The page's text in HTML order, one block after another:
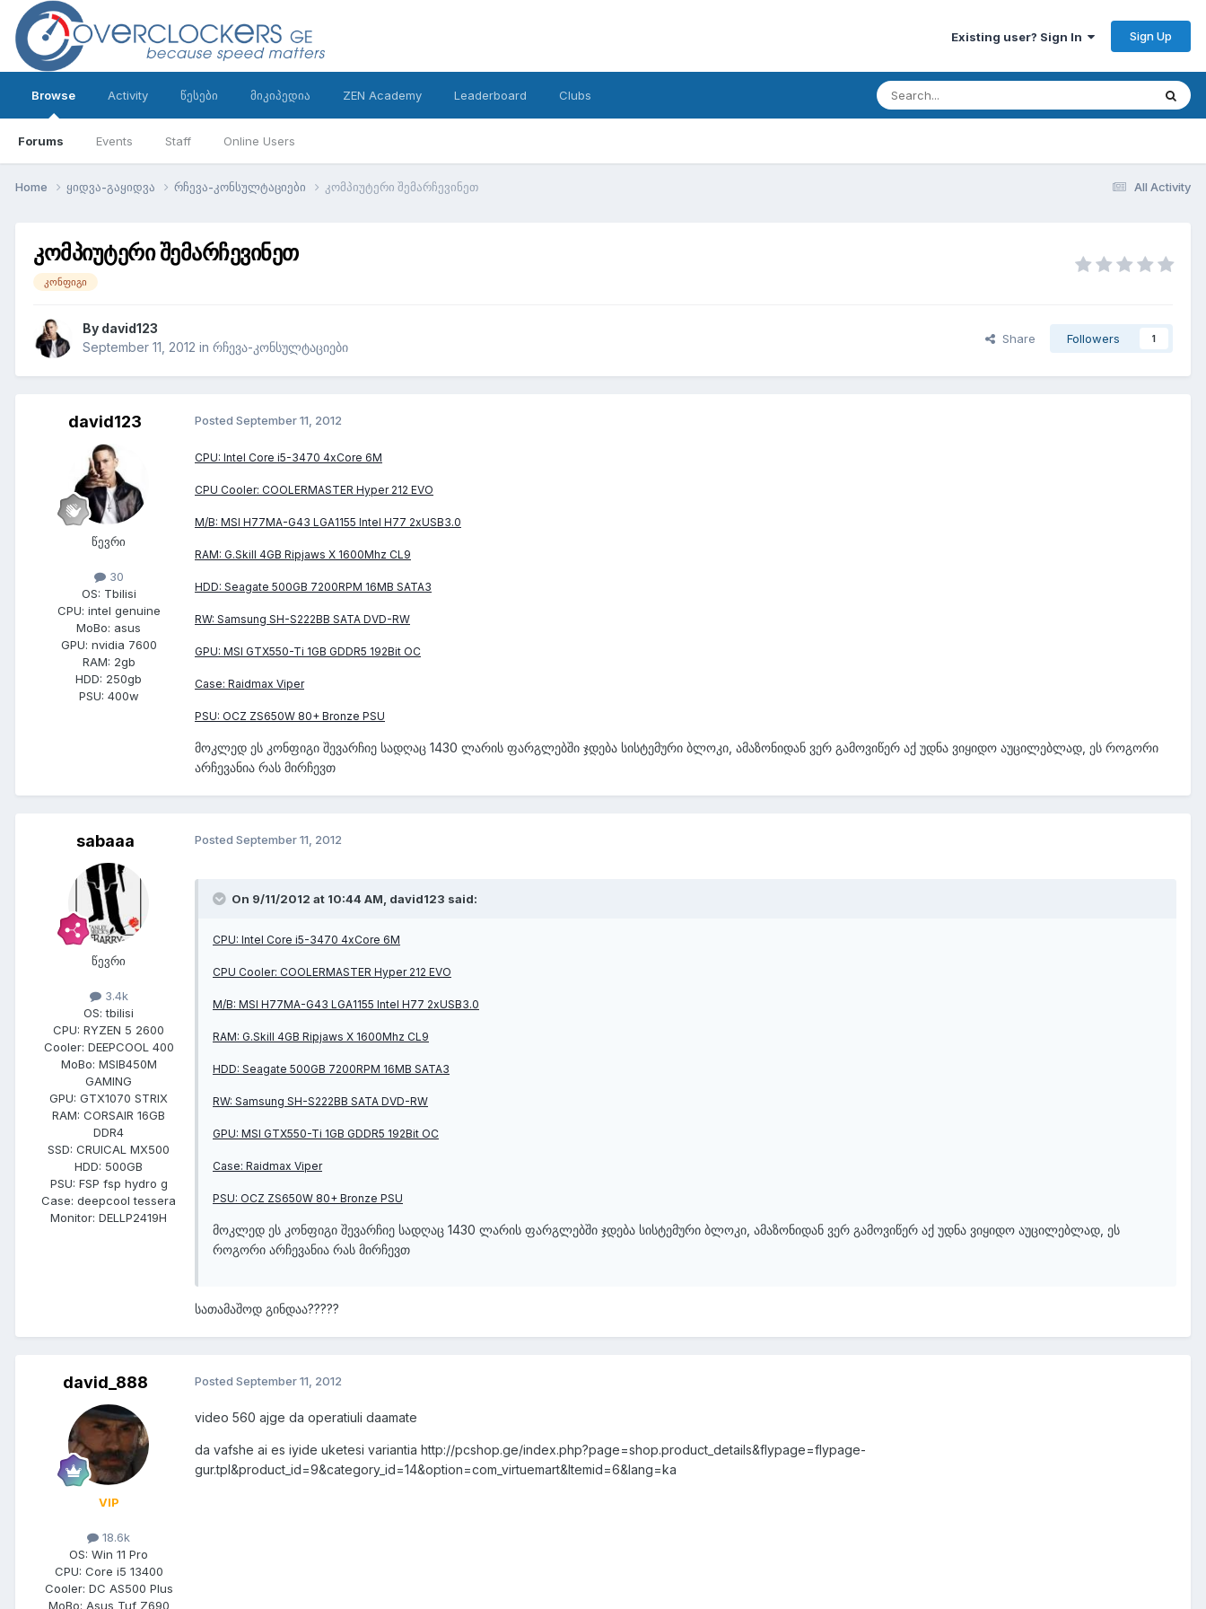
Existing user? Sign In Sign Up
Browse
Forums Events Staff Online Users
Activity წესები მიკიპედია ZEN Academy Leaderboard Clubs
All Activity
Home ყიდვა-გაყიდვა რჩევა-კონსულტაციები კომპიუტერი შემარჩევინეთ
კომპიუტერი შემარჩევინეთ
კონფიგი
By david123
September 11, 2012 in რჩევა-კონსულტაციები
Share Followers 1
david123
წევრი
30
OS: Tbilisi
CPU: intel genuine
MoBo: asus
GPU: nvidia 7600
RAM: 2gb
HDD: 250gb
PSU: 400w
Posted September 11, 2012
CPU: Intel Core i5-3470 4xCore 6M
CPU Cooler: COOLERMASTER Hyper 212 EVO
M/B: MSI H77MA-G43 LGA1155 Intel H77 2xUSB3.0
RAM: G.Skill 4GB Ripjaws X 1600Mhz CL9
HDD: Seagate 500GB 7200RPM 16MB SATA3
RW: Samsung SH-S222BB SATA DVD-RW
GPU: MSI GTX550-Ti 1GB GDDR5 192Bit OC
Case: Raidmax Viper
PSU: OCZ ZS650W 80+ Bronze PSU
მოკლედ ეს კონფიგი შევარჩიე სადღაც 1430 ლარის ფარგლებში ჯდება სისტემური ბლოკი, ამაზონიდან ვერ გამოვიწერ აქ უდნა ვიყიდო აუცილებლად, ეს როგორი
არჩევანია რას მირჩევთ
sabaaa
წევრი
3.4k
OS:tbilisi
CPU: RYZEN 5 2600
Cooler: DEEPCOOL 400
MoBo: MSIB450M
GAMING
GPU: GTX1070 STRIX
RAM: CORSAIR 16GB
DDR4
SSD: CRUICAL MX500
HDD: 500GB
PSU: FSP fsp hydro g
Case: deepcool tessera
Monitor: DELLP2419H
Posted September 11, 2012
On 9/11/2012 at 10:44 AM, david123 said:
CPU: Intel Core i5-3470 4xCore 6M
CPU Cooler: COOLERMASTER Hyper 212 EVO
M/B: MSI H77MA-G43 LGA1155 Intel H77 2xUSB3.0
RAM: G.Skill 4GB Ripjaws X 1600Mhz CL9
HDD: Seagate 500GB 7200RPM 16MB SATA3
RW: Samsung SH-S222BB SATA DVD-RW
GPU: MSI GTX550-Ti 1GB GDDR5 192Bit OC
Case: Raidmax Viper
PSU: OCZ ZS650W 80+ Bronze PSU
მოკლედ ეს კონფიგი შევარჩიე სადღაც 1430 ლარის ფარგლებში ჯდება სისტემური ბლოკი, ამაზონიდან ვერ გამოვიწერ აქ უდნა ვიყიდო აუცილებლად, ეს
როგორი არჩევანია რას მირჩევთ
სათამაშოდ გინდაა?????
david_888
VIP
18.6k
OS: Win 11 Pro
CPU: Core i5 13400
Cooler: DC AS500 Plus
MoBo: Asus Tuf Z690
Posted September 11, 2012
video 560 ajge da operatiuli daamate
da vafshe ai es iyide uketesi variantia http://pcshop.ge/index.php?page=shop.product_details&flypage=flypage-
gur.tpl&product_id=9&category_id=14&option=com_virtuemart&Itemid=6&lang=ka